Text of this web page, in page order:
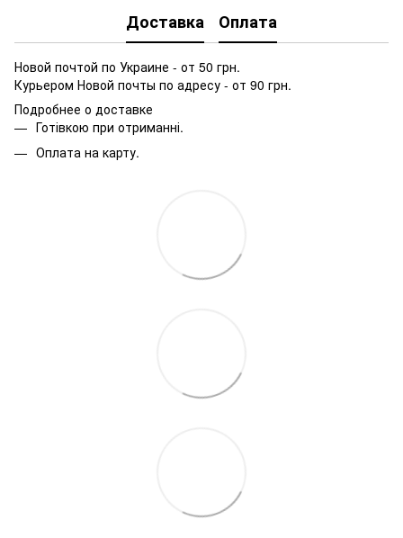
Доставка Оплата
Новой почтой по Украине - от 50 грн.
Курьером Новой почты по адресу - от 90 грн.
Подробнее о доставке
Готівкою при отриманні.
Оплата на карту.